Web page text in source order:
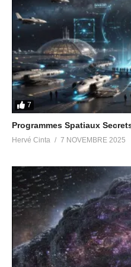
Révolution Vibratoirehttps://
Compte Tipeee
https://
RESEAUX SOCIAUX
Twitterhttps://twitter.com/
VKhttps://vk.com/hervegaia
Facebookhttps://
Page Facebook Victoria Luminis
Luminis/100063484569378/
TikTokhttps://www.tiktok.com/
PLATEFORMES VIDÉO
Youtube Radio Pléiades
https://www.youtube.com/
Youtube Hervé Gaïahttps://
Youtube anglophone
https://www.youtube.com/
7
Programmes Spatiaux
Hervé Cinta 7 NOVEMBRE 2025